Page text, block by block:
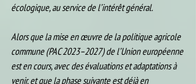
écologique, au service de l’intérêt général.
Alors que la mise en œuvre de la politique agricole
commune (PAC 2023–2027) de l’Union européenne
est en cours, avec des évaluations et adaptations à
venir, et que la phase suivante est déjà en